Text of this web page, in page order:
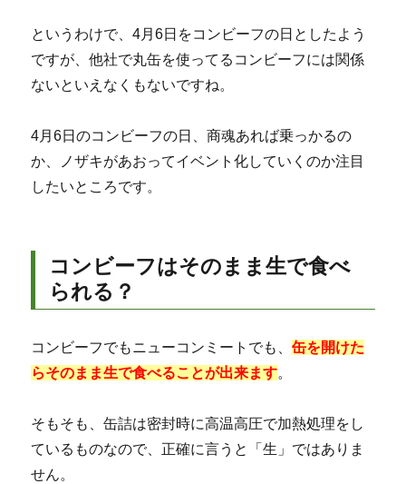
というわけで、4月6日をコンビーフの日としたよう
ですが、他社で丸缶を使ってるコンビーフには関係
ないといえなくもないですね。
4月6日のコンビーフの日、商魂あれば乗っかるの
か、ノザキがあおってイベント化していくのか注目
したいところです。
コンビーフはそのまま生で食べ
られる？
コンビーフでもニューコンミートでも、缶を開けた
らそのまま生で食べることが出来ます。
そもそも、缶詰は密封時に高温高圧で加熱処理をし
ているものなので、正確に言うと「生」ではありま
せん。